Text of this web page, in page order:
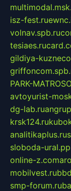
isz-fest.ru
volnav.spb.ru
tesiaes.ru
gildiya-
PARK-
avtoyurist-
dg-lab.ru
krsk124.ru
analitikaplus.ru
sloboda-
online-z.com
mobilvest.ru
smp-forum.ru